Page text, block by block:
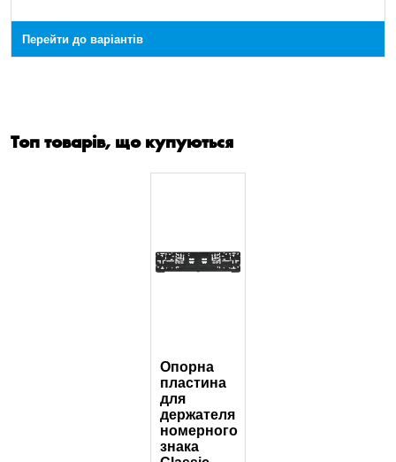
Перейти до варіантів
Топ товарів, що купуються
Опорна
пластина
для
держателя
номерного
знака